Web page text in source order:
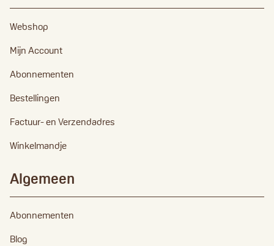
Webshop
Mijn Account
Abonnementen
Bestellingen
Factuur- en Verzendadres
Winkelmandje
Algemeen
Abonnementen
Blog